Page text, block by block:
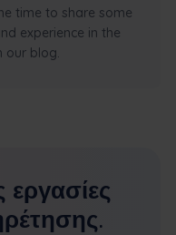
time to share some
experience in the
our blog.
εργασίες